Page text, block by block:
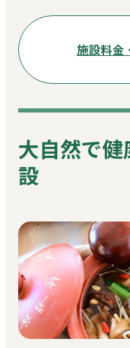
施設料金
大自然で
設